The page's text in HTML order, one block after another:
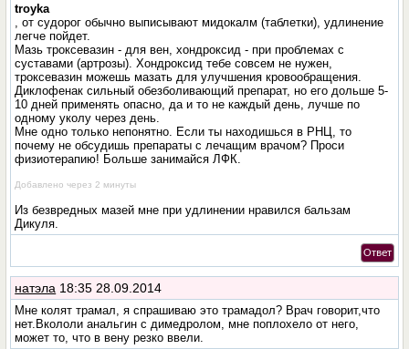
troyka
, от судорог обычно выписывают мидокалм (таблетки), удлинение
легче пойдет.
Мазь троксевазин - для вен, хондроксид - при проблемах с
суставами (артрозы). Хондроксид тебе совсем не нужен,
троксевазин можешь мазать для улучшения кровообращения.
Диклофенак сильный обезболивающий препарат, но его дольше 5-
10 дней применять опасно, да и то не каждый день, лучше по
одному уколу через день.
Мне одно только непонятно. Если ты находишься в РНЦ, то
почему не обсудишь препараты с лечащим врачом? Проси
физиотерапию! Больше занимайся ЛФК.
Добавлено через 2 минуты
Из безвредных мазей мне при удлинении нравился бальзам
Дикуля.
Ответ
натэла 18:35 28.09.2014
Мне колят трамал, я спрашиваю это трамадол? Врач говорит,что
нет.Вкололи анальгин с димедролом, мне поплохело от него,
может то, что в вену резко ввели.